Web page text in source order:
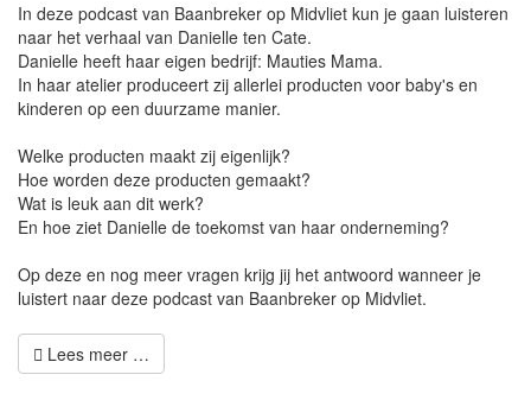
In deze podcast van Baanbreker op Midvliet kun je gaan luisteren
naar het verhaal van Danielle ten Cate.
Danielle heeft haar eigen bedrijf: Mauties Mama.
In haar atelier produceert zij allerlei producten voor baby's en
kinderen op een duurzame manier.
Welke producten maakt zij eigenlijk?
Hoe worden deze producten gemaakt?
Wat is leuk aan dit werk?
En hoe ziet Danielle de toekomst van haar onderneming?
Op deze en nog meer vragen krijg jij het antwoord wanneer je
luistert naar deze podcast van Baanbreker op Midvliet.
Lees meer …